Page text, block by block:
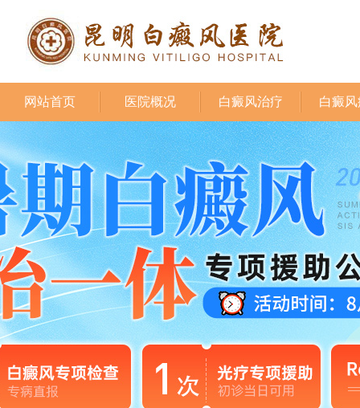
网站首页 医院概况 白癜风治疗 白癜